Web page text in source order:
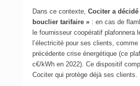
Dans ce contexte, Cociter a
bouclier tarifaire » : en cas de
le fournisseur coopératif plafonnera
l’électricité pour ses clients,
précédente crise énergétique (ce
c€/kWh en 2022). Ce dispositif
Cociter qui protège déjà ses clients.